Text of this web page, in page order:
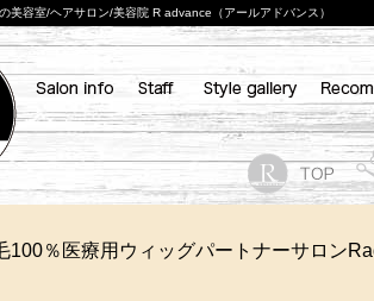
美容室/ヘアサロン/美容院 R advance（アールアドバンス）
100％医療用ウィッグパートナーサロン